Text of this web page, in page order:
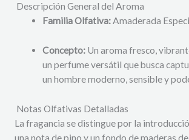
Descripción General del Aroma
Familia Olfativa:Amaderada
Concepto: Un aroma fresco,
un perfume versátil que busca
un hombre moderno, sensible y
Notas Olfativas Detalladas
La fragancia se distingue por la
una nota de pino y un fondo de maderas